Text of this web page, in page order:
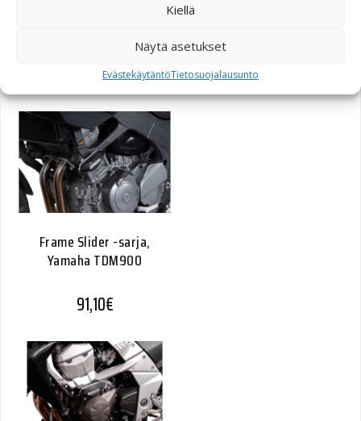
Kiellä
Näytä asetukset
EvästekäytäntöTietosuojalausunto
Frame Slider -sarja, Honda
101,20€
Frame Slider -sarja,
Yamaha TDM900
91,10€